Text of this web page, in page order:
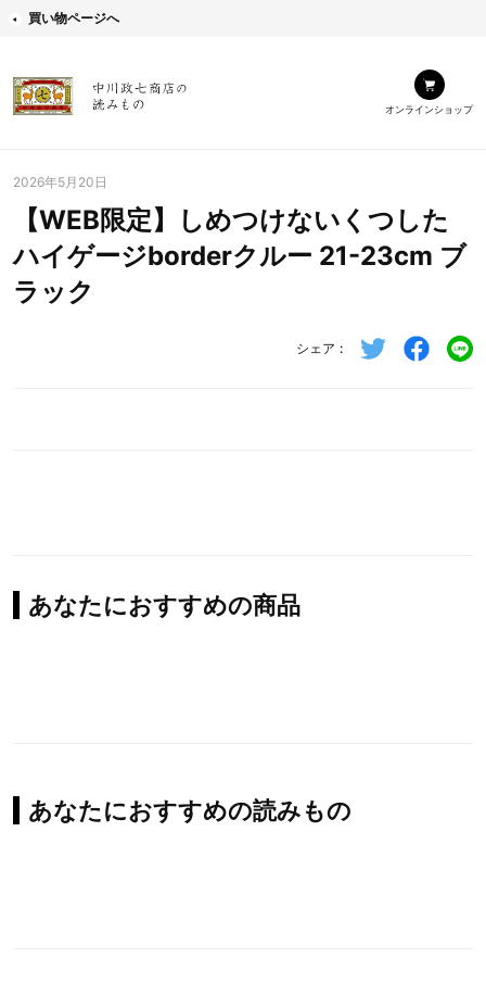
買い物ページへ
オンラインショップ
2026年5月20日
【WEB限定】しめつけないくつした
ハイゲージborderクルー 21-23cm ブ
ラック
シェア
あなたにおすすめの商品
あなたにおすすめの読みもの